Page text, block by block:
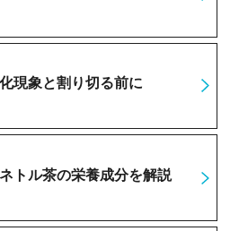
現象と割り切る前に
トル茶の栄養成分を解説